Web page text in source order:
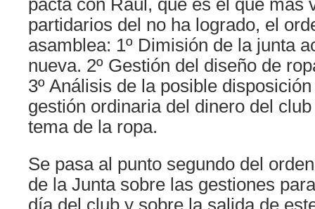
pacta con Raúl, que es el que más
partidarios del no ha logrado, el
asamblea: 1º Dimisión de la junta
nueva. 2º Gestión del diseño de
3º Análisis de la posible
gestión ordinaria del dinero del
tema de la ropa.
Se pasa al punto segundo del
de la Junta sobre las gestiones
día del club y sobre la salida de